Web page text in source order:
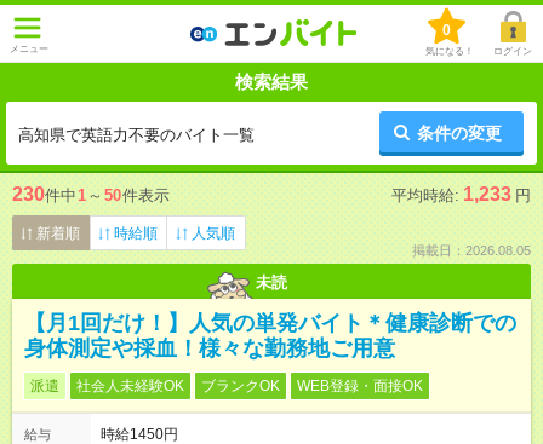
メニュー
0
気になる！ ログイン
検索結果
高知県で英語力不要のバイト一覧 条件の変更
230件中1 ～ 50件表示 平均時給: 1,233 円
新着順 時給順 人気順
掲載日：2026.08.05
未読
【月1回だけ！】人気の単発バイト＊健康診断での
身体測定や採血！様々な勤務地ご用意
派遣 社会人未経験OK ブランクOK WEB登録・面接OK
給与
時給1450円